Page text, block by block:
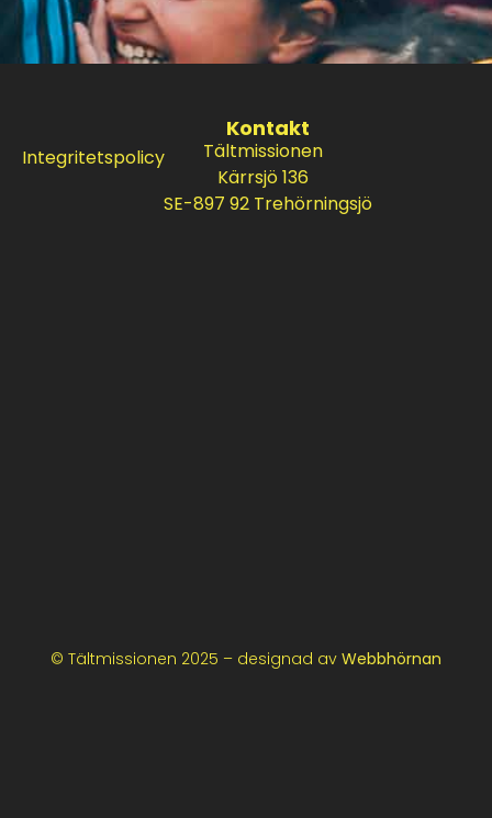
Integritetspolicy
Kontakt
Tältmissionen
Kärrsjö 136
SE-897 92 Trehörningsjö
© Tältmissionen 2025 – designad av Webbhörnan